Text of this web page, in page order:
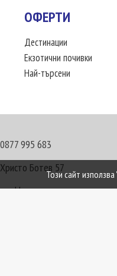
ОФЕРТИ
Дестинации
Екзотични почивки
Най-търсени
0877 995 683
Ботев 57
Този сайт използва